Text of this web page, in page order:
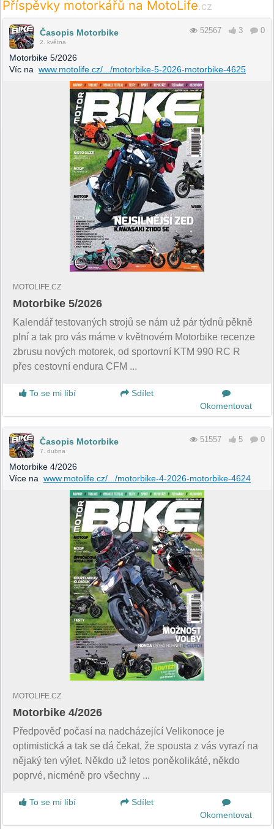
Příspěvky motorkářů na MotoLife.cz
Časopis Motorbike
2. května
52567 3 0
Motorbike 5/2026
Víc na www.motolife.cz/.../motorbike-5-2026-motorbike-4625
MOTOLIFE.CZ
Motorbike 5/2026
Kalendář testovaných strojů se nám už pár týdnů pěkně
plní a tak pro vás máme v květnovém Motorbike recenze
zbrusu nových motorek, od sportovní KTM 990 RC R
přes cestovní endura CFM ...
To se mi líbí
Sdílet
Okomentovat
Časopis Motorbike
7. dubna
51557 5 0
Motorbike 4/2026
Více na www.motolife.cz/.../motorbike-4-2026-motorbike-4624
MOTOLIFE.CZ
Motorbike 4/2026
Předpověď počasí na nadcházející Velikonoce je
optimistická a tak se dá čekat, že spousta z vás vyrazí na
nějaký ten výlet. Někdo už letos poněkolikáté, někdo
poprvé, nicméně pro všechny ...
To se mi líbí
Sdílet
Okomentovat